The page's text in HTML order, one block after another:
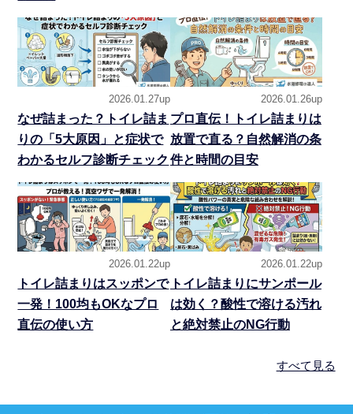
2026.01.27up
なぜ詰まった？トイレ詰ま
りの「5大原因」と症状で
わかるセルフ診断チェック
2026.01.26up
プロ直伝！トイレ詰まりは
放置で直る？自然解消の条
件と時間の目安
2026.01.22up
トイレ詰まりはスッポンで
一発！100均もOKなプロ
直伝の使い方
2026.01.22up
トイレ詰まりにサンポール
は効く？酸性で溶ける汚れ
と絶対禁止のNG行動
すべて見る